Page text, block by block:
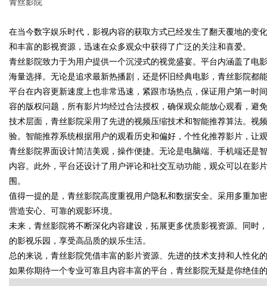
uz
!
青丝影院
在当今数字娱乐时代，影视内容的获取方式已经发生了翻天覆地的变
和丰富的影视资源，迅速在众多观众中获得了广泛的关注和喜爱。
青丝影院致力于为用户提供一个沉浸式的视觉盛宴。平台内涵盖了电
海量选择。无论是追求最新热播剧，还是怀旧经典电影，青丝影院都
平台在内容更新速度上也非常迅速，紧跟市场热点，保证用户第一时
容的版权问题，所有影片均经过合法授权，确保观众能放心观看，避
技术层面，青丝影院采用了先进的视频压缩技术和智能推荐算法。视
验。智能推荐系统根据用户的观看历史和偏好，个性化推荐影片，让
青丝影院界面设计简洁美观，操作便捷。无论是电脑端、手机端还是
内容。此外，平台还设计了用户评论和社交互动功能，观众可以在影
围。
值得一提的是，青丝影院高度重视用户隐私和数据安全。采用多重加
营造安心、可靠的观影环境。
未来，青丝影院将不断深化内容建设，拓展更多优质影视资源。同时
的影视乐园，享受高品质的娱乐生活。
总的来说，青丝影院凭借丰富的影片资源、先进的技术支持和人性化
如果你期待一个专业可靠且内容丰富的平台，青丝影院无疑是你绝佳
时代影视娱乐的创
新力量